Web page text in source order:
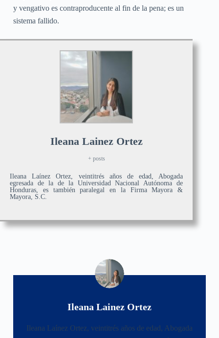
y vengativo es contraproducente al fin de la pena; es un
sistema fallido.
Ileana Lainez Ortez
+ posts
Ileana Laínez Ortez, veintitrés años de edad, Abogada
egresada de la de la Universidad Nacional Autónoma de
Honduras, es también paralegal en la Firma Mayora &
Mayora, S.C.
Ileana Lainez Ortez
Ileana Laínez Ortez, veintitrés años de edad, Abogada